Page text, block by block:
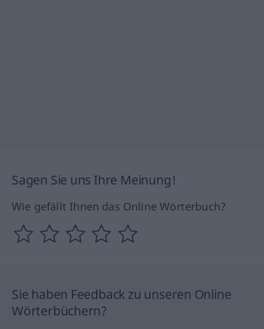
Sagen Sie uns Ihre Meinung!
Wie gefällt Ihnen das Online Wörterbuch?
Sie haben Feedback zu unseren Online
Wörterbüchern?